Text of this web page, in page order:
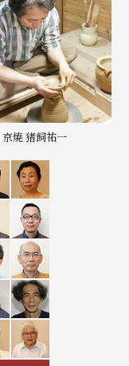
京焼 猪飼祐一